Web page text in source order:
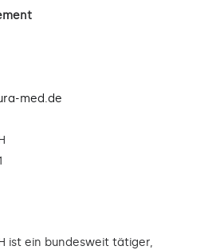
med.de
ist ein bundesweit tätiger,